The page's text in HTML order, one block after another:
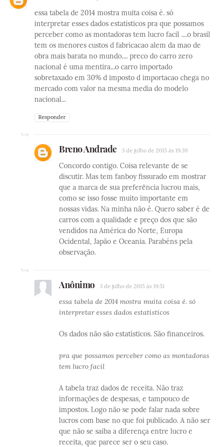
essa tabela de 2014 mostra muita coisa é. só
interpretar esses dados estatisticos pra que possamos
perceber como as montadoras tem lucro facil ....o brasil
tem os menores custos d fabricacao alem da mao de
obra mais barata no mundo.... preco do carro zero
nacional é uma mentira...o carro importado
sobretaxado em 30% d imposto d importacao chega no
mercado com valor na mesma media do modelo
nacional...
Responder
Breno Andrade 3 de julho de 2015 às 19:39
Concordo contigo. Coisa relevante de se
discutir. Mas tem fanboy fissurado em mostrar
que a marca de sua preferência lucrou mais,
como se isso fosse muito importante em
nossas vidas. Na minha não é. Quero saber é de
carros com a qualidade e preço dos que são
vendidos na América do Norte, Europa
Ocidental, Japão e Oceania. Parabéns pela
observação.
Anônimo 3 de julho de 2015 às 19:51
essa tabela de 2014 mostra muita coisa é. só
interpretar esses dados estatisticos
Os dados não são estatísticos. São financeiros.
pra que possamos perceber como as montadoras
tem lucro facil
A tabela traz dados de receita. Não traz
informações de despesas, e tampouco de
impostos. Logo não se pode falar nada sobre
lucros com base no que foi publicado. A não ser
que não se saiba a diferença entre lucro e
receita, que parece ser o seu caso.